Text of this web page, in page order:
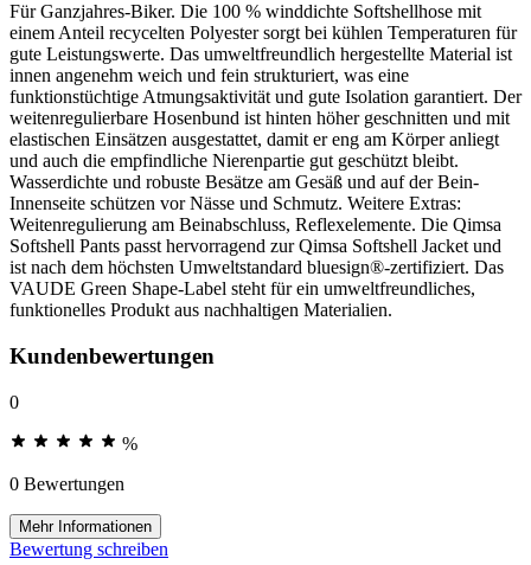
Für Ganzjahres-Biker. Die 100 % winddichte Softshellhose mit
einem Anteil recycelten Polyester sorgt bei kühlen Temperaturen für
gute Leistungswerte. Das umweltfreundlich hergestellte Material ist
innen angenehm weich und fein strukturiert, was eine
funktionstüchtige Atmungsaktivität und gute Isolation garantiert. Der
weitenregulierbare Hosenbund ist hinten höher geschnitten und mit
elastischen Einsätzen ausgestattet, damit er eng am Körper anliegt
und auch die empfindliche Nierenpartie gut geschützt bleibt.
Wasserdichte und robuste Besätze am Gesäß und auf der Bein-
Innenseite schützen vor Nässe und Schmutz. Weitere Extras:
Weitenregulierung am Beinabschluss, Reflexelemente. Die Qimsa
Softshell Pants passt hervorragend zur Qimsa Softshell Jacket und
ist nach dem höchsten Umweltstandard bluesign®-zertifiziert. Das
VAUDE Green Shape-Label steht für ein umweltfreundliches,
funktionelles Produkt aus nachhaltigen Materialien.
Kundenbewertungen
0
%
0 Bewertungen
Mehr Informationen
Bewertung schreiben